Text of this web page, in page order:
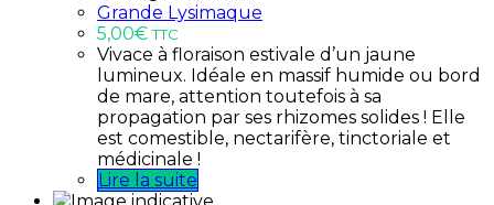
Grande Lysimaque
5,00€ TTC
Vivace à floraison estivale d’un jaune
lumineux. Idéale en massif humide ou bord
de mare, attention toutefois à sa
propagation par ses rhizomes solides ! Elle
est comestible, nectarifère, tinctoriale et
médicinale !
Lire la suite